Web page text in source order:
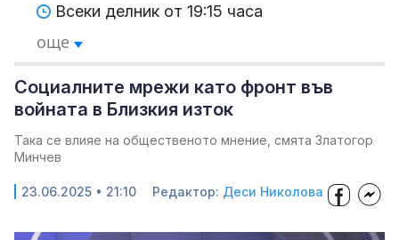
Всеки делник от 19:15 часа
още
Социалните мрежи като фронт във
войната в Близкия изток
Така се влияе на общественото мнение, смята Златогор
Минчев
23.06.2025 • 21:10 Редактор: Деси Николова